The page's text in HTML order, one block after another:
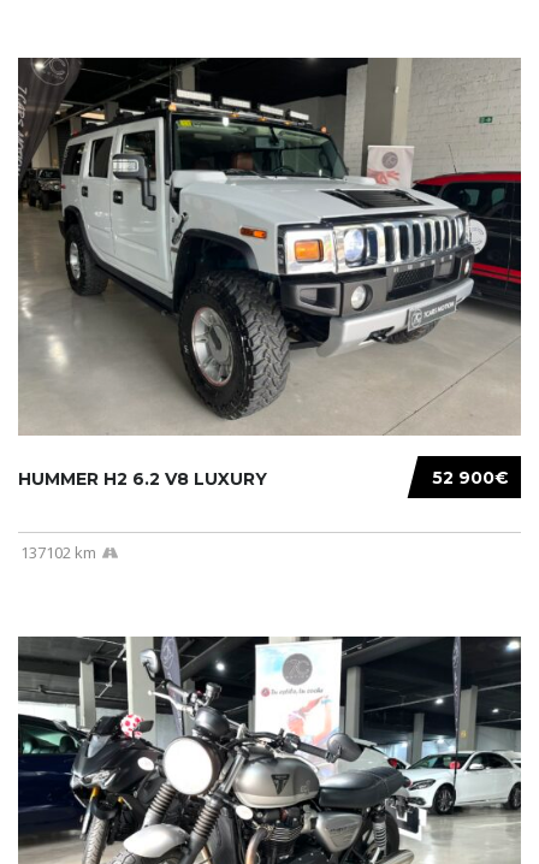
52 900€
HUMMER H2 6.2 V8 LUXURY
137102 km